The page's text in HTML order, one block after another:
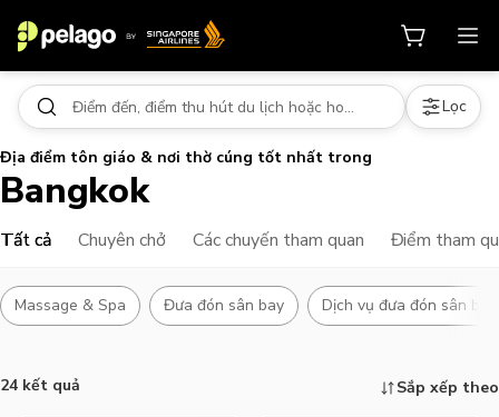
Lọc
Địa điểm tôn giáo & nơi thờ cúng tốt nhất trong
Bangkok
Tất cả Chuyên chở Các chuyến tham quan Điểm tham
Massage & Spa Đưa đón sân bay Dịch vụ đưa đón sân
24 kết quả Sắp xếp theo